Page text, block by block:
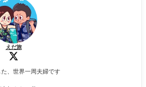
えだ旅
、世界一周夫婦です